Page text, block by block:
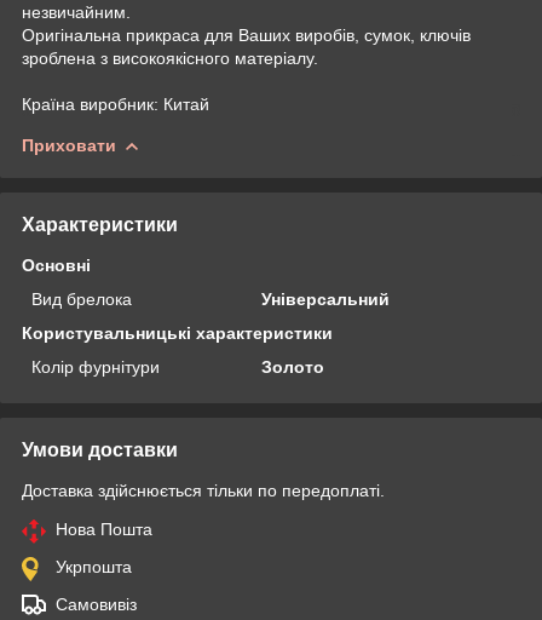
незвичайним.
Оригінальна прикраса для Ваших виробів, сумок, ключів
зроблена з високоякісного матеріалу.
Країна виробник: Китай
Приховати
Характеристики
Основні
Вид брелока
Універсальний
Користувальницькі характеристики
Колір фурнітури
Золото
Умови доставки
Доставка здійснюється тільки по передоплаті.
Нова Пошта
Укрпошта
Самовивіз